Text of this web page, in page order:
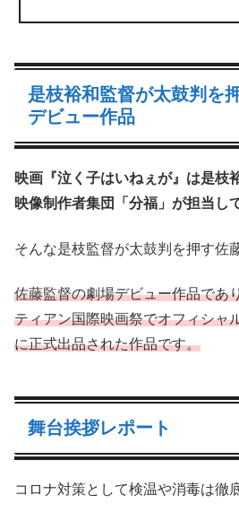
是枝裕和監督が太鼓判を
デビュー作品
映画『泣く子はいねぇが』は是枝
映像制作者集団「分福」が担当し
そんな是枝監督が太鼓判を押す佐
佐藤監督の劇場デビュー作品であ
ティアン国際映画祭でオフィシャ
に正式出品された作品です。
舞台挨拶レポート
コロナ対策として検温や消毒は徹